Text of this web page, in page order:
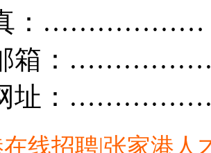
：………………
箱：
址：
线招聘|张家港人